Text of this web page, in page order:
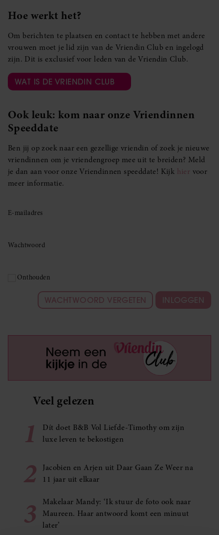
Hoe werkt het?
Om berichten te plaatsen en contact te hebben met andere
vrouwen moet je lid zijn van de Vriendin Club en ingelogd
zijn. Dit is exclusief voor leden van de Vriendin Club.
WAT IS DE VRIENDIN CLUB
Ook leuk: kom naar onze Vriendinnen
Speeddate
Ben jij op zoek naar een gezellige vriendin of zoek je nieuwe
vriendinnen om je vriendengroep mee uit te breiden? Meld
je dan aan voor onze Vriendinnen speeddate! Kijk hier voor
meer informatie.
E-mailadres
Wachtwoord
Onthouden
WACHTWOORD VERGETEN INLOGGEN
Veel gelezen
1
Dít doet B&B Vol Liefde-Timothy om zijn
luxe leven te bekostigen
2
Jacobien en Arjen uit Daar Gaan Ze Weer na
11 jaar uit elkaar
3
Makelaar Mandy: ‘Ik stuur de foto ook naar
Maureen. Haar antwoord komt een minuut
later’